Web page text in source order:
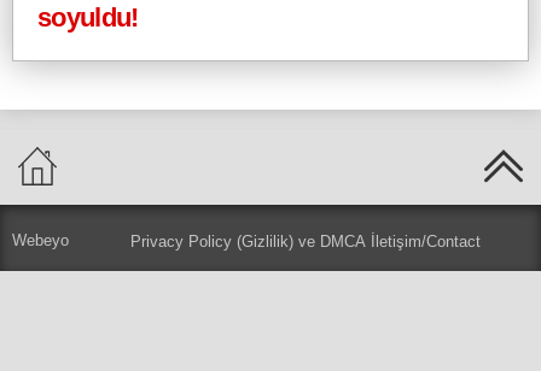
soyuldu!
Webeyo Privacy Policy (Gizlilik) ve DMCA İletişim/Contact